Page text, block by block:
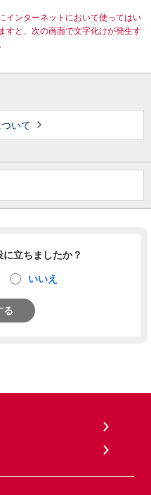
インターネットにおいて使ってはい
すと、次の画面で文字化けが発生す
いて
立ちましたか？
いいえ
る